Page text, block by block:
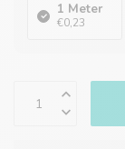
1 Meter
€0,23